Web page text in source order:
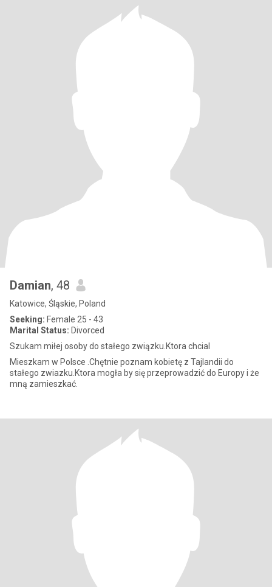
Damian, 48
Katowice, Śląskie, Poland
Seeking: Female 25 - 43
Marital Status: Divorced
Szukam miłej osoby do stałego związku.Ktora chcial
Mieszkam w Polsce .Chętnie poznam kobietę z Tajlandii do
stałego zwiazku.Ktora mogła by się przeprowadzić do Europy i że
mną zamieszkać.